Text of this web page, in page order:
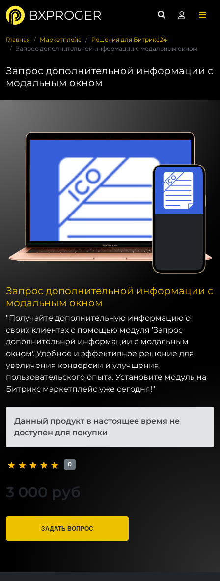
BXPROGER
Главная Маркетплейс
Решения для Битрикс24
Запрос дополнительной информации с модальным окном
Запрос дополнительной информации с
модальным окном
Запрос дополнительной информации с
модальным окном
"Получайте дополнительную информацию о
своих клиентах с помощью модуля 'Запрос
дополнительной информации с модальным
окном'. Удобное и эффективное решение для
увеличения конверсии и улучшения
пользовательского опыта. Установите модуль на
Битрикс маркетплейс уже сегодня!"
Данный продукт в настоящее время не
доступен для покупки
0
3 000 руб
ЗАДАТЬ ВОПРОС